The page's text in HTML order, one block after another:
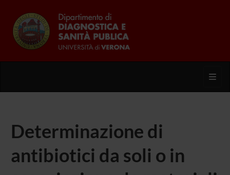
Determinazione di
antibiotici da soli o in